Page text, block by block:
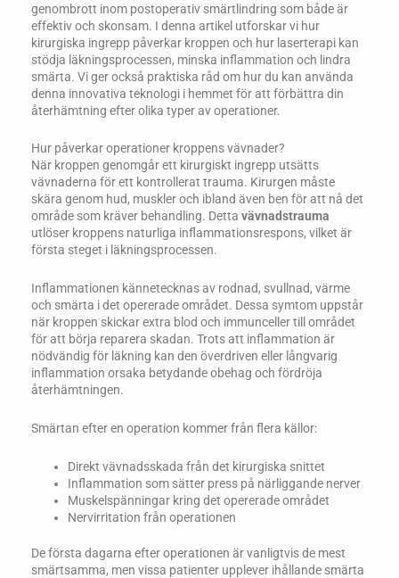
genombrott inom postoperativ smärtlindring som både är
effektiv och skonsam. I denna artikel utforskar vi hur
kirurgiska ingrepp påverkar kroppen och hur laserterapi kan
stödja läkningsprocessen, minska inflammation och lindra
smärta. Vi ger också praktiska råd om hur du kan använda
denna innovativa teknologi i hemmet för att förbättra din
återhämtning efter olika typer av operationer.
Hur påverkar operationer kroppens vävnader?
När kroppen genomgår ett kirurgiskt ingrepp utsätts
vävnaderna för ett kontrollerat trauma. Kirurgen måste
skära genom hud, muskler och ibland även ben för att nå det
område som kräver behandling. Detta vävnadstrauma
utlöser kroppens naturliga inflammationsrespons, vilket är
första steget i läkningsprocessen.
Inflammationen kännetecknas av rodnad, svullnad, värme
och smärta i det opererade området. Dessa symtom uppstår
när kroppen skickar extra blod och immunceller till området
för att börja reparera skadan. Trots att inflammation är
nödvändig för läkning kan den överdriven eller långvarig
inflammation orsaka betydande obehag och fördröja
återhämtningen.
Smärtan efter en operation kommer från flera källor:
Direkt vävnadsskada från det kirurgiska snittet
Inflammation som sätter press på närliggande nerver
Muskelspänningar kring det opererade området
Nervirritation från operationen
De första dagarna efter operationen är vanligtvis de mest
smärtsamma, men vissa patienter upplever ihållande smärta